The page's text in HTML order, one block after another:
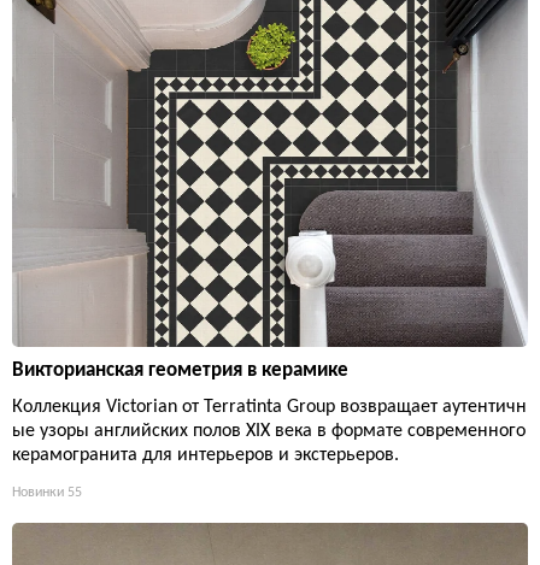
Викторианская геометрия в керамике
Коллекция Victorian от Terratinta Group возвращает аутентичн
ые узоры английских полов XIX века в формате современного
керамогранита для интерьеров и экстерьеров.
Новинки 55